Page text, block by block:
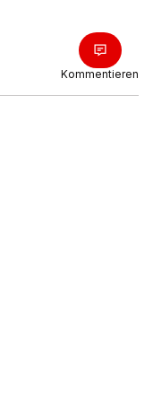
Kommentieren